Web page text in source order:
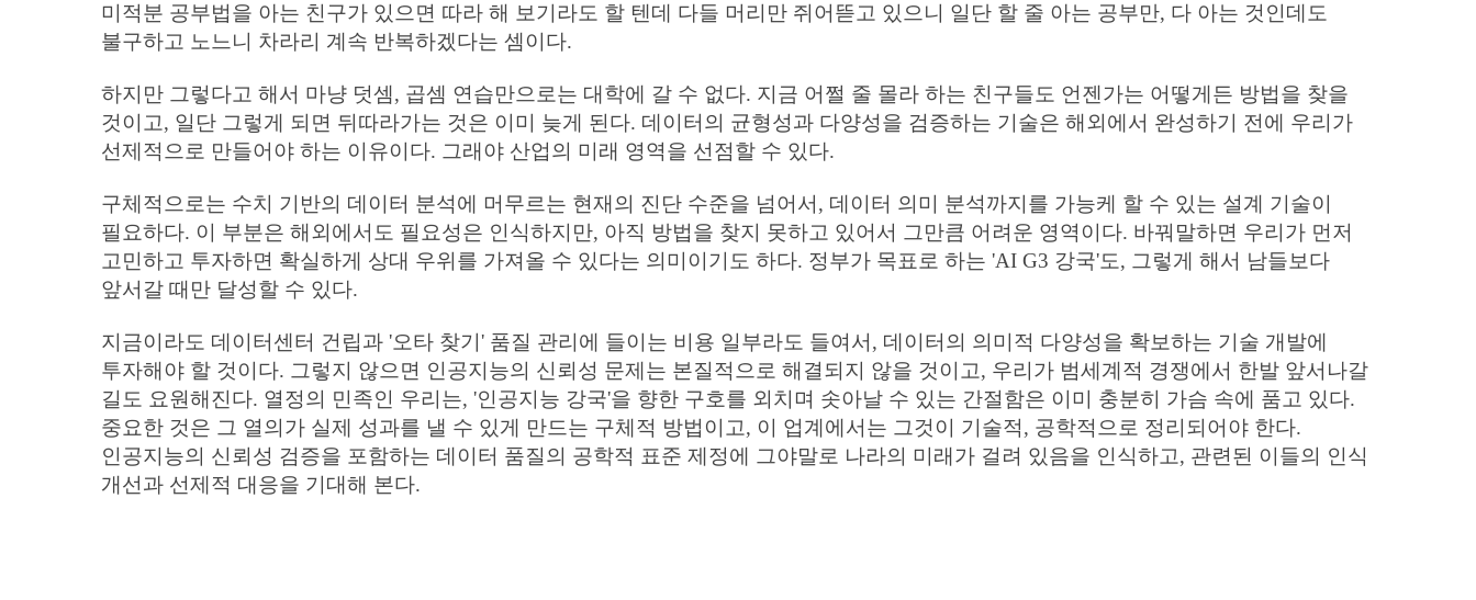
미적분 공부법을 아는 친구가 있으면 따라 해 보기라도 할 텐데 다들 머리만 쥐어뜯고 있으니 일단 할 줄 아는 공부만, 다 아는 것인데도
불구하고 노느니 차라리 계속 반복하겠다는 셈이다.
하지만 그렇다고 해서 마냥 덧셈, 곱셈 연습만으로는 대학에 갈 수 없다. 지금 어쩔 줄 몰라 하는 친구들도 언젠가는 어떻게든 방법을 찾을
것이고, 일단 그렇게 되면 뒤따라가는 것은 이미 늦게 된다. 데이터의 균형성과 다양성을 검증하는 기술은 해외에서 완성하기 전에 우리가
선제적으로 만들어야 하는 이유이다. 그래야 산업의 미래 영역을 선점할 수 있다.
구체적으로는 수치 기반의 데이터 분석에 머무르는 현재의 진단 수준을 넘어서, 데이터 의미 분석까지를 가능케 할 수 있는 설계 기술이
필요하다. 이 부분은 해외에서도 필요성은 인식하지만, 아직 방법을 찾지 못하고 있어서 그만큼 어려운 영역이다. 바꿔말하면 우리가 먼저
고민하고 투자하면 확실하게 상대 우위를 가져올 수 있다는 의미이기도 하다. 정부가 목표로 하는 'AI G3 강국'도, 그렇게 해서 남들보다
앞서갈 때만 달성할 수 있다.
지금이라도 데이터센터 건립과 '오타 찾기' 품질 관리에 들이는 비용 일부라도 들여서, 데이터의 의미적 다양성을 확보하는 기술 개발에
투자해야 할 것이다. 그렇지 않으면 인공지능의 신뢰성 문제는 본질적으로 해결되지 않을 것이고, 우리가 범세계적 경쟁에서 한발 앞서나갈
길도 요원해진다. 열정의 민족인 우리는, '인공지능 강국'을 향한 구호를 외치며 솟아날 수 있는 간절함은 이미 충분히 가슴 속에 품고 있다.
중요한 것은 그 열의가 실제 성과를 낼 수 있게 만드는 구체적 방법이고, 이 업계에서는 그것이 기술적, 공학적으로 정리되어야 한다.
인공지능의 신뢰성 검증을 포함하는 데이터 품질의 공학적 표준 제정에 그야말로 나라의 미래가 걸려 있음을 인식하고, 관련된 이들의 인식
개선과 선제적 대응을 기대해 본다.